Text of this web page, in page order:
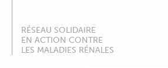
RÉSEAU SOLIDAIRE
EN ACTION CONTRE
LES MALADIES RÉNALES